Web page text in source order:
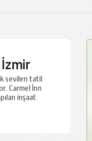
sevilen tatil
Carmel İnn
inşaat